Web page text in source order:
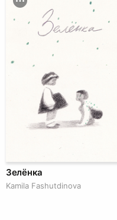
Зелёнка
Kamila Fashutdinova